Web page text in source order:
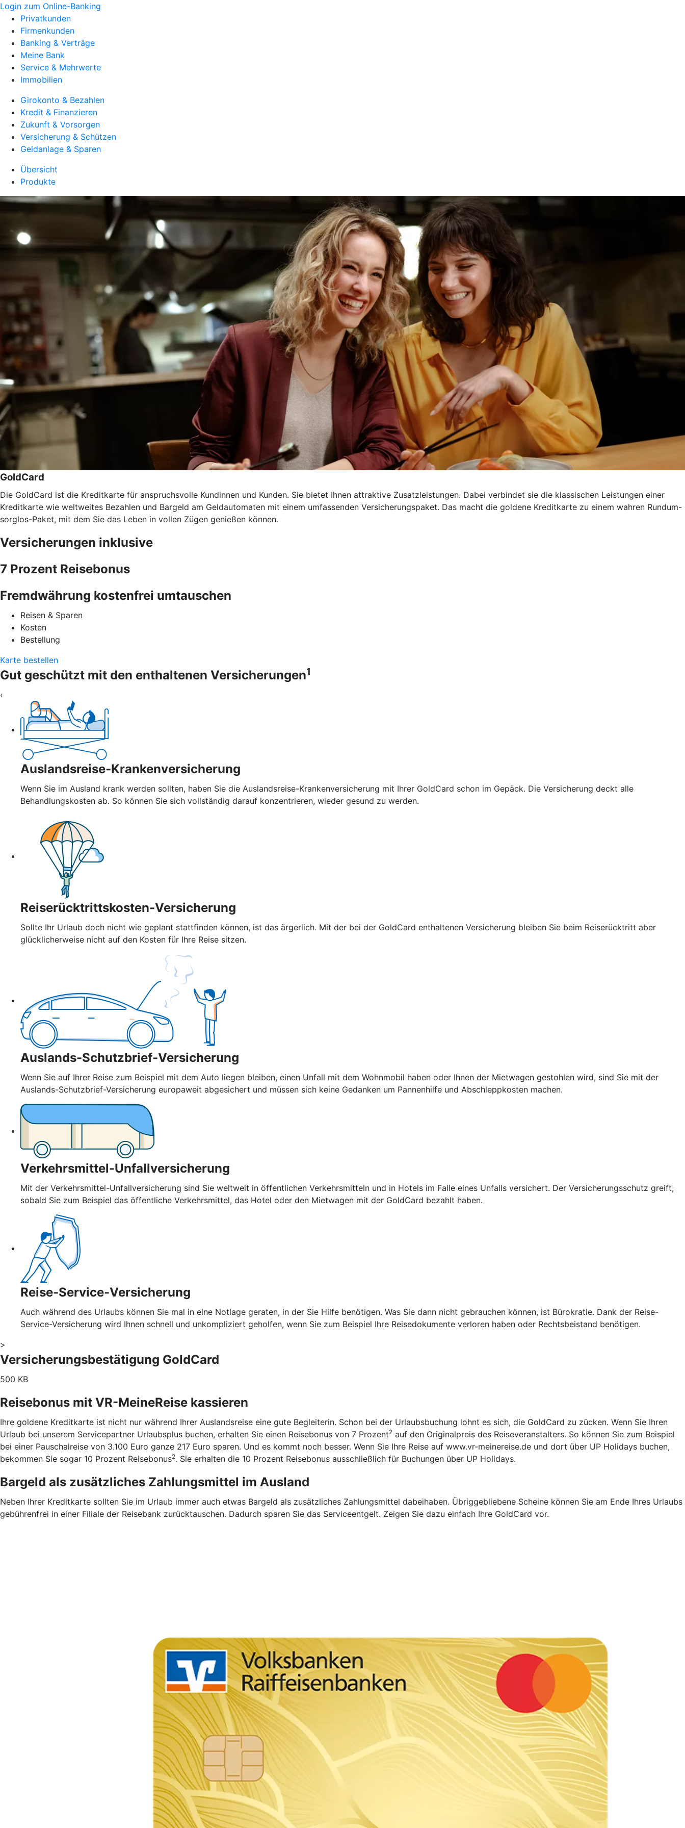
Login zum Online-Banking
Privatkunden
Firmenkunden
Banking & Verträge
Meine Bank
Service & Mehrwerte
Immobilien
Girokonto & Bezahlen
Kredit & Finanzieren
Zukunft & Vorsorgen
Versicherung & Schützen
Geldanlage & Sparen
Übersicht
Produkte
GoldCard
Die GoldCard ist die Kreditkarte für anspruchsvolle Kundinnen und Kunden. Sie bietet Ihnen attraktive Zusatzleistungen. Dabei verbindet sie die klassischen Leistungen einer
Kreditkarte wie weltweites Bezahlen und Bargeld am Geldautomaten mit einem umfassenden Versicherungspaket. Das macht die goldene Kreditkarte zu einem wahren Rundum-
sorglos-Paket, mit dem Sie das Leben in vollen Zügen genießen können.
Versicherungen inklusive
7 Prozent Reisebonus
Fremdwährung kostenfrei umtauschen
Reisen & Sparen
Kosten
Bestellung
Karte bestellen
Gut geschützt mit den enthaltenen Versicherungen1
‹
Auslandsreise-Krankenversicherung
Wenn Sie im Ausland krank werden sollten, haben Sie die Auslandsreise-Krankenversicherung mit Ihrer GoldCard schon im Gepäck. Die Versicherung deckt alle
Behandlungskosten ab. So können Sie sich vollständig darauf konzentrieren, wieder gesund zu werden.
Reiserücktrittskosten-Versicherung
Sollte Ihr Urlaub doch nicht wie geplant stattfinden können, ist das ärgerlich. Mit der bei der GoldCard enthaltenen Versicherung bleiben Sie beim Reiserücktritt aber
glücklicherweise nicht auf den Kosten für Ihre Reise sitzen.
Auslands-Schutzbrief-Versicherung
Wenn Sie auf Ihrer Reise zum Beispiel mit dem Auto liegen bleiben, einen Unfall mit dem Wohnmobil haben oder Ihnen der Mietwagen gestohlen wird, sind Sie mit der
Auslands-Schutzbrief-Versicherung europaweit abgesichert und müssen sich keine Gedanken um Pannenhilfe und Abschleppkosten machen.
Verkehrsmittel-Unfallversicherung
Mit der Verkehrsmittel-Unfallversicherung sind Sie weltweit in öffentlichen Verkehrsmitteln und in Hotels im Falle eines Unfalls versichert. Der Versicherungsschutz greift,
sobald Sie zum Beispiel das öffentliche Verkehrsmittel, das Hotel oder den Mietwagen mit der GoldCard bezahlt haben.
Reise-Service-Versicherung
Auch während des Urlaubs können Sie mal in eine Notlage geraten, in der Sie Hilfe benötigen. Was Sie dann nicht gebrauchen können, ist Bürokratie. Dank der Reise-
Service-Versicherung wird Ihnen schnell und unkompliziert geholfen, wenn Sie zum Beispiel Ihre Reisedokumente verloren haben oder Rechtsbeistand benötigen.
>
Versicherungsbestätigung GoldCard
500 KB
Reisebonus mit VR-MeineReise kassieren
Ihre goldene Kreditkarte ist nicht nur während Ihrer Auslandsreise eine gute Begleiterin. Schon bei der Urlaubsbuchung lohnt es sich, die GoldCard zu zücken. Wenn Sie Ihren
Urlaub bei unserem Servicepartner Urlaubsplus buchen, erhalten Sie einen Reisebonus von 7 Prozent2 auf den Originalpreis des Reiseveranstalters. So können Sie zum Beispiel
bei einer Pauschalreise von 3.100 Euro ganze 217 Euro sparen. Und es kommt noch besser. Wenn Sie Ihre Reise auf www.vr-meinereise.de und dort über UP Holidays buchen,
bekommen Sie sogar 10 Prozent Reisebonus2. Sie erhalten die 10 Prozent Reisebonus ausschließlich für Buchungen über UP Holidays.
Bargeld als zusätzliches Zahlungsmittel im Ausland
Neben Ihrer Kreditkarte sollten Sie im Urlaub immer auch etwas Bargeld als zusätzliches Zahlungsmittel dabeihaben. Übriggebliebene Scheine können Sie am Ende Ihres Urlaubs
gebührenfrei in einer Filiale der Reisebank zurücktauschen. Dadurch sparen Sie das Serviceentgelt. Zeigen Sie dazu einfach Ihre GoldCard vor.